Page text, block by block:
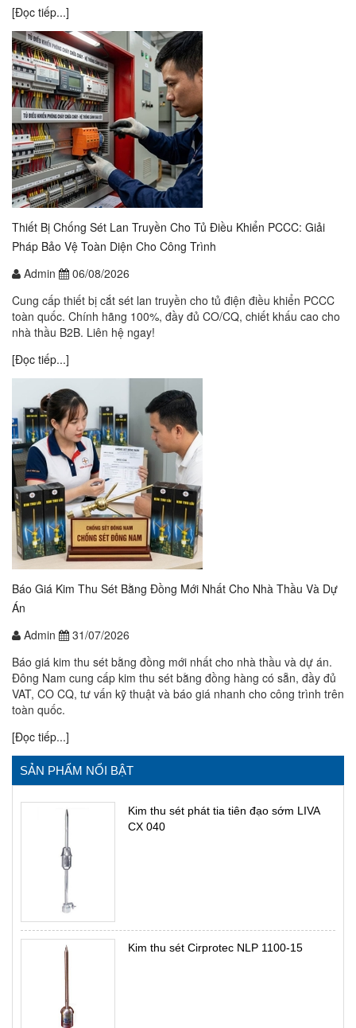
[Đọc tiếp...]
Thiết Bị Chống Sét Lan Truyền Cho Tủ Điều Khiển PCCC: Giải
Pháp Bảo Vệ Toàn Diện Cho Công Trình
Admin
06/08/2026
Cung cấp thiết bị cắt sét lan truyền cho tủ điện điều khiển PCCC
toàn quốc. Chính hãng 100%, đầy đủ CO/CQ, chiết khấu cao cho
nhà thầu B2B. Liên hệ ngay!
[Đọc tiếp...]
Báo Giá Kim Thu Sét Bằng Đồng Mới Nhất Cho Nhà Thầu Và Dự
Án
Admin
31/07/2026
Báo giá kim thu sét bằng đồng mới nhất cho nhà thầu và dự án.
Đông Nam cung cấp kim thu sét bằng đồng hàng có sẵn, đầy đủ
VAT, CO CQ, tư vấn kỹ thuật và báo giá nhanh cho công trình trên
toàn quốc.
[Đọc tiếp...]
SẢN PHẨM NỔI BẬT
Kim thu sét phát tia tiên đạo sớm LIVA
CX 040
Kim thu sét Cirprotec NLP 1100-15